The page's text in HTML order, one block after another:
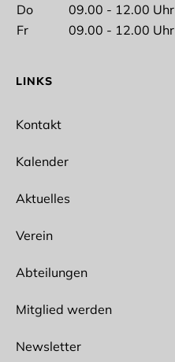
Do
09.00 - 12.00 Uhr
Fr
09.00 - 12.00 Uhr
LINKS
Kontakt
Kalender
Aktuelles
Verein
Abteilungen
Mitglied werden
Newsletter